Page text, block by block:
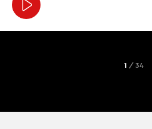
1 / 34